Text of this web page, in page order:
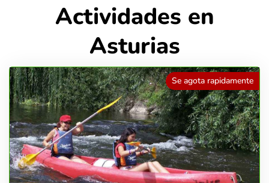
Actividades en
Asturias
Se agota rapidamente